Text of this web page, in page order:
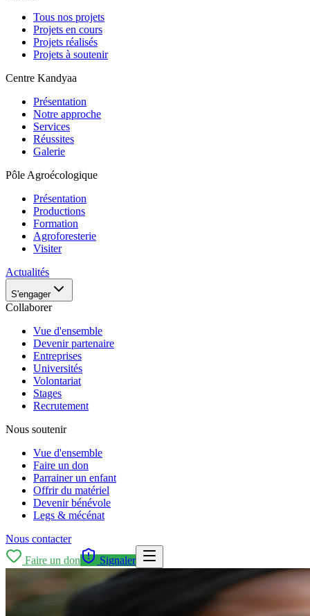
Tous nos projets
Projets en cours
Projets réalisés
Projets à soutenir
Centre Kandyaa
Présentation
Notre approche
Services
Réussites
Galerie
Pôle Agroécologique
Présentation
Productions
Formation
Agroforesterie
Visiter
Actualités
S'engager
Collaborer
Vue d'ensemble
Devenir partenaire
Entreprises
Universités
Volontariat
Stages
Recrutement
Nous soutenir
Vue d'ensemble
Faire un don
Parrainer un enfant
Offrir du matériel
Devenir bénévole
Legs & mécénat
Nous contacter
Faire un don
Signaler